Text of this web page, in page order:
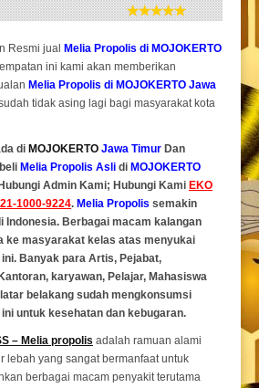
Resmi jual Melia Propolis di MOJOKERTO
ini kami akan memberikan
Melia Propolis di MOJOKERTO Jawa
tidak asing lagi bagi masyarakat kota
di MOJOKERTO Jawa Timur Dan
Melia Propolis Asli di MOJOKERTO
Admin Kami; Hubungi Kami EKO
1000-9224. Melia Propolis semakin
Indonesia. Berbagai macam kalangan
ke masyarakat kelas atas menyukai
ini. Banyak para Artis, Pejabat,
karyawan, Pelajar, Mahasiswa
belakang sudah mengkonsumsi
ini untuk kesehatan dan kebugaran.
– Melia propolis adalah ramuan alami
lebah yang sangat bermanfaat untuk
berbagai macam penyakit terutama